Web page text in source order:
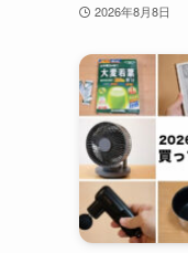
2026年8月8日